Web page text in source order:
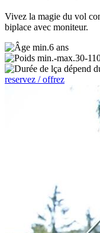
Vivez la magie du vol
biplace avec moniteur.
6 ans
30-
ça dépend
reservez / offrez